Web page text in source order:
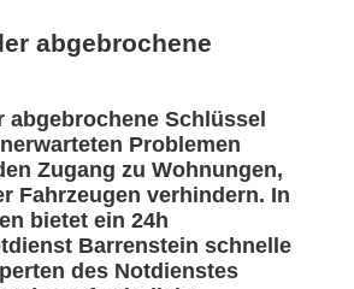
abgebrochene
abgebrochene Schlüssel
Problemen
Zugang zu Wohnungen,
Fahrzeugen verhindern. In
bietet ein 24h
Barrenstein schnelle
des Notdienstes